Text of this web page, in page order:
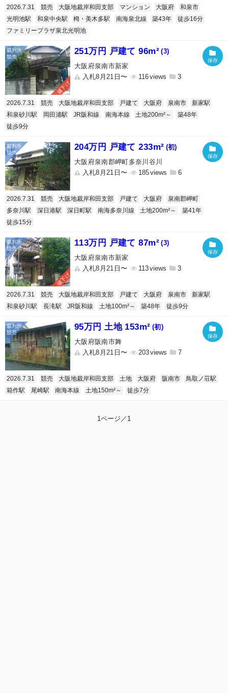
2026.7.31 競売 大阪地裁岸和田支部 マンション 大阪府
和泉市
光明池駅
和泉中央駅 栂・美木多駅 南海泉北線 築43年
徒歩16分
ファミリープラザ泉北光明池
値下げ
251万円 戸建て 96m² (3)
大阪府泉南市新家
入札8月21日〜
116 3
2026.7.31 競売 大阪地裁岸和田支部 戸建て 大阪府 泉南市
新家駅
和泉砂川駅
岡田浦駅 JR阪和線 南海本線 土地200m²～
築48年
徒歩9分
204万円 戸建て 233m² (初)
大阪府泉南郡岬町多奈川谷川
入札8月21日〜
185 6
2026.7.31 競売 大阪地裁岸和田支部 戸建て 大阪府
泉南郡岬町
多奈川駅
深日港駅 深日町駅 南海多奈川線 土地200m²～
築41年
徒歩15分
値下げ
113万円 戸建て 87m² (3)
大阪府泉南市新家
入札8月21日〜
113 3
2026.7.31 競売 大阪地裁岸和田支部 戸建て 大阪府 泉南市
新家駅
和泉砂川駅
長滝駅 JR阪和線 土地100m²～ 築48年 徒歩9分
95万円 土地 153m² (初)
大阪府阪南市舞
入札8月21日〜
203 7
2026.7.31 競売 大阪地裁岸和田支部 土地 大阪府 阪南市
鳥取ノ荘駅
箱作駅
尾崎駅 南海本線 土地150m²～ 徒歩7分
1ページ／1